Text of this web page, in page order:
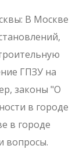
В Москве
ГПЗУ на
законы "О
в городе
в городе
вопросы.